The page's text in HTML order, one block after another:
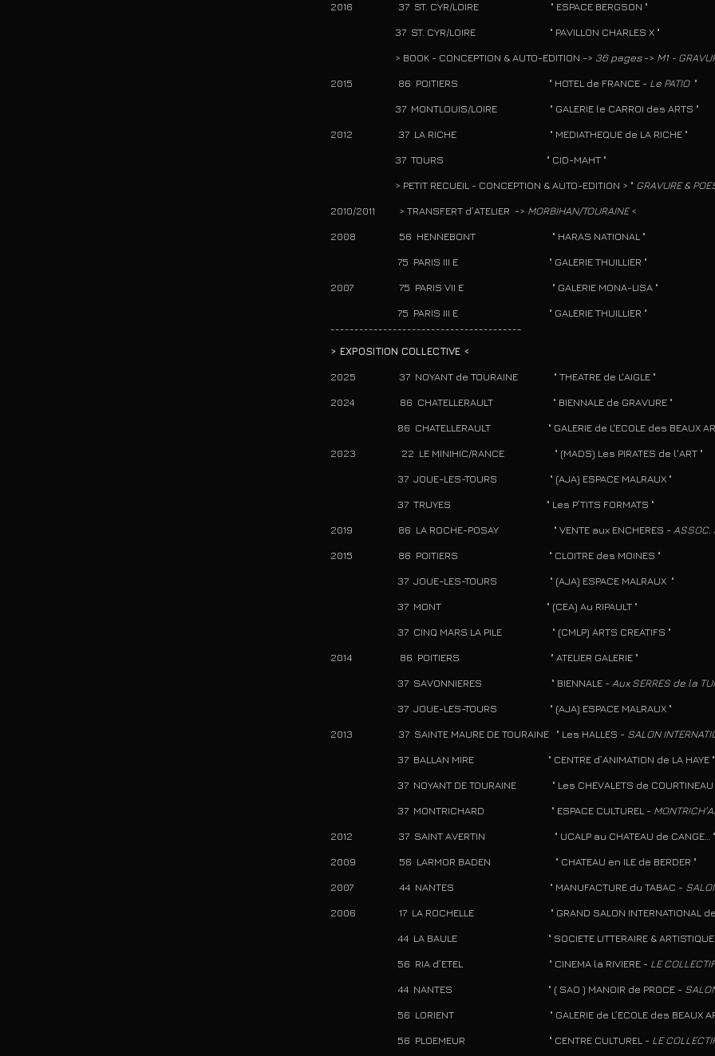
2016 37 ST. CYR/LOIRE " ESPACE BERGSON "
37 ST. CYR/LOIRE " PAVILLON CHARLES X "
> BOOK - CONCEPTION & AUTO-EDITION -> 36 pages-> M1 -
2015 86 POITIERS " HOTEL de FRANCE - Le PATIO"
37 MONTLOUIS/LOIRE " GALERIE le CARROI des ARTS "
2012 37 LA RICHE " MEDIATHEQUE de LA RICHE "
37 TOURS " CID-MAHT "
> PETIT RECUEIL - CONCEPTION & AUTO-EDITION > " GRAVURE &
2010/2011 > TRANSFERT d’ATELIER -> MORBIHAN/TOURAINE<
2008 56 HENNEBONT " HARAS NATIONAL "
75 PARIS III E " GALERIE THUILLIER "
2007 75 PARIS VII E " GALERIE MONA-LISA "
75 PARIS III E " GALERIE THUILLIER "
> EXPOSITION COLLECTIVE <
2025 37 NOYANT de TOURAINE " THEATRE de L'AIGLE "
2024 86 CHATELLERAULT " BIENNALE de GRAVURE "
86 CHATELLERAULT " GALERIE de L'ECOLE des BEAUX
2023 22 LE MINIHIC/RANCE " (MADS) Les PIRATES de l'ART "​
37 JOUE-LES-TOURS " (AJA) ESPACE MALRAUX "
37 TRUYES " Les P’TITS FORMATS "
2019 86 LA ROCHE-POSAY " VENTE aux ENCHERES - ASSOC.
2015 86 POITIERS " CLOITRE des MOINES "
37 JOUE-LES-TOURS " (AJA) ESPACE MALRAUX "
37 MONT " (CEA) Au RIPAULT "
37 CINQ MARS LA PILE " (CMLP) ARTS CREATIFS "
2014 86 POITIERS " ATELIER GALERIE "
37 SAVONNIERES " BIENNALE - Aux SERRES de la
37 JOUE-LES-TOURS " (AJA) ESPACE MALRAUX "
2013 37 SAINTE MAURE DE TOURAINE " Les HALLES - SALON
37 BALLAN MIRE " CENTRE d’ANIMATION de LA HAYE "
37 NOYANT DE TOURAINE " Les CHEVALETS de COURTINEAU
37 MONTRICHARD " ESPACE CULTUREL -
2012 37 SAINT AVERTIN " UCALP au CHATEAU de CANGE… "
2009 56 LARMOR BADEN " CHATEAU en ILE de BERDER "
2007 44 NANTES " MANUFACTURE du TABAC -
2006 17 LA ROCHELLE " GRAND SALON INTERNATIONAL des
44 LA BAULE " SOCIETE LITTERAIRE & ARTISTIQUE
56 RIA d’ETEL " CINEMA la RIVIERE - LE
44 NANTES " ( SAO ) MANOIR de PROCE -
56 LORIENT " GALERIE de L’ECOLE des BEAUX ARTS
56 PLOEMEUR " CENTRE CULTUREL - LE